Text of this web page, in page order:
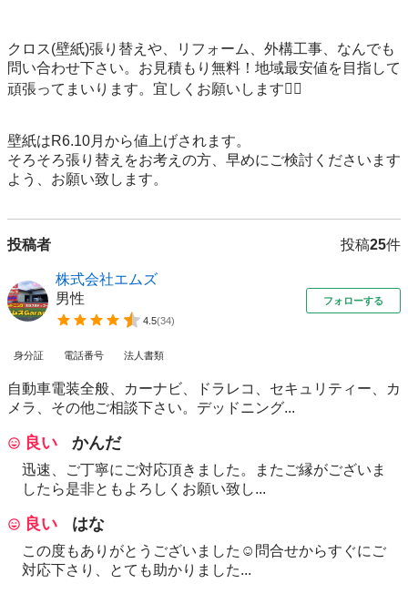
クロス(壁紙)張り替えや、リフォーム、外構工事、なんでも
問い合わせ下さい。お見積もり無料！地域最安値を目指して
頑張ってまいります。宜しくお願いします🙇‍♀️
壁紙はR6.10月から値上げされます。
そろそろ張り替えをお考えの方、早めにご検討くださいます
よう、お願い致します。
投稿者 投稿25件
株式会社エムズ
男性
4.5(34)
フォローする
身分証 電話番号 法人書類
自動車電装全般、カーナビ、ドラレコ、セキュリティー、カ
メラ、その他ご相談下さい。デッドニング...
良い かんだ
迅速、ご丁寧にご対応頂きました。またご縁がございま
したら是非ともよろしくお願い致し...
良い はな
この度もありがとうございました☺️問合せからすぐにご
対応下さり、とても助かりました...